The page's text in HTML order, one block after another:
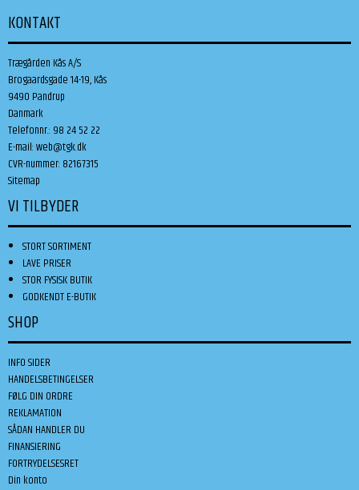
KONTAKT
Trægården Kås A/S
Brogaardsgade 14-19, Kås
9490 Pandrup
Danmark
Telefonnr.: 98 24 52 22
E-mail:web@tgk.dk
CVR-nummer: 82167315
Sitemap
VI TILBYDER
STORT SORTIMENT
LAVE PRISER
STOR FYSISK BUTIK
GODKENDT E-BUTIK
SHOP
INFO SIDER
HANDELSBETINGELSER
FØLG DIN ORDRE
REKLAMATION
SÅDAN HANDLER DU
FINANSIERING
FORTRYDELSESRET
Din konto